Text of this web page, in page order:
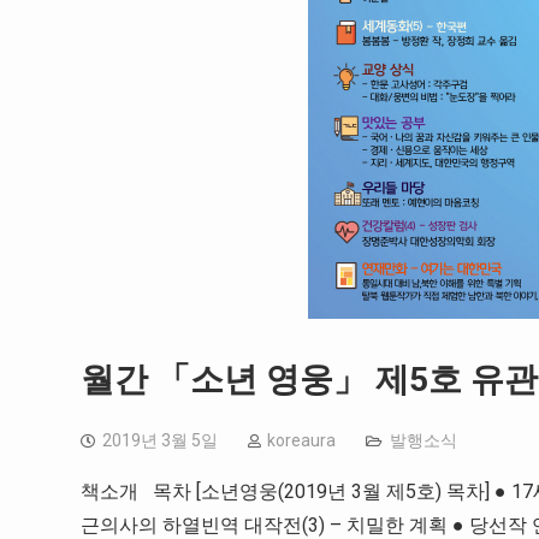
월간 「소년 영웅」 제5호 유
2019년 3월 5일 koreaura 발행소식
책소개 목차 [소년영웅(2019년 3월 제5호) 목차] ●
근의사의 하열빈역 대작전(3) – 치밀한 계획 ● 당선